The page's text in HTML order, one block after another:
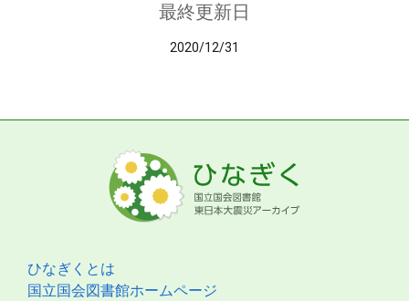
最終更新日
2020/12/31
ひなぎくとは
国立国会図書館ホームページ